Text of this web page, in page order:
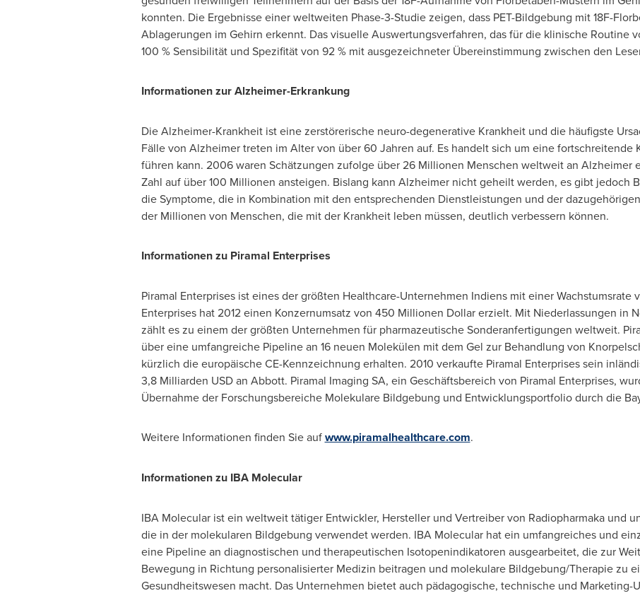
konnten. Die Ergebnisse einer weltweiten Phase-3-Studie zeigen, dass PET-Bildgebung mit 18F-
Ablagerungen im Gehirn erkennt. Das visuelle Auswertungsverfahren, das für die klinische Routine
100 % Sensibilität und Spezifität von 92 % mit ausgezeichneter Übereinstimmung zwischen den
Informationen zur Alzheimer-Erkrankung
Die Alzheimer-Krankheit ist eine zerstörerische neuro-degenerative Krankheit und die häufigste
Fällevon Alzheimertreten im Alter von über 60 Jahren auf. Es handelt sich um eine fortschreitende
führen kann. 2006 waren Schätzungen zufolge über 26 Millionen Menschen weltweit an Alzheimer
Zahl auf über 100 Millionen ansteigen. Bislang kann Alzheimer nicht geheilt werden, es gibt jedoch
die Symptome, die in Kombination mit den entsprechenden Dienstleistungen und der
der Millionen von Menschen, die mit der Krankheit leben müssen, deutlich verbessern können.
Informationen zu Piramal Enterprises
Piramal Enterprises ist eines der größten Healthcare-Unternehmen Indiens mit einer Wachstumsrate
Enterprises hat 2012 einen Konzernumsatz von 450 Millionen Dollar erzielt. Mit Niederlassungen in
zählt es zu einem der größten Unternehmen für pharmazeutische Sonderanfertigungen weltweit.
über eine umfangreiche Pipeline an 16 neuen Molekülen mit dem Gel zur Behandlung von
kürzlich die europäische CE-Kennzeichnung erhalten. 2010 verkaufte Piramal Enterprises sein
3,8 Milliarden USD an Abbott. Piramal Imaging SA, ein Geschäftsbereich von Piramal Enterprises,
Übernahme der Forschungsbereiche Molekulare Bildgebung und Entwicklungsportfolio durch die
Weitere Informationen finden Sie aufwww.piramalhealthcare.com.
Informationen zu IBA Molecular
IBA Molecular ist ein weltweit tätiger Entwickler, Hersteller und Vertreiber von Radiopharmaka und
die in der molekularen Bildgebung verwendet werden. IBA Molecular hat ein umfangreiches und
eine Pipeline an diagnostischen und therapeutischen Isotopenindikatoren ausgearbeitet, die zur
Bewegung in Richtung personalisierter Medizin beitragen und molekulare Bildgebung/Therapie zu
Gesundheitswesen macht. Das Unternehmen bietet auch pädagogische, technische und